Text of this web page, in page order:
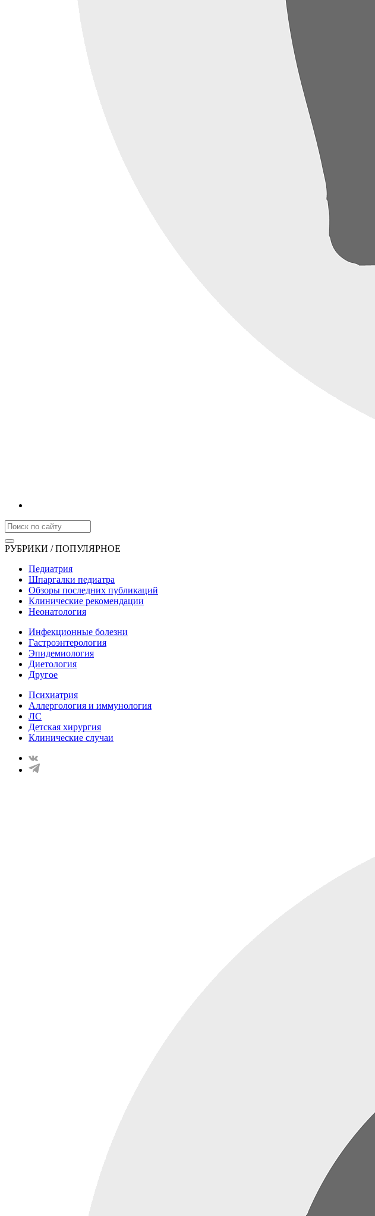
РУБРИКИ / ПОПУЛЯРНОЕ
Педиатрия
Шпаргалки педиатра
Обзоры последних публикаций
Клинические рекомендации
Неонатология
Инфекционные болезни
Гастроэнтерология
Эпидемиология
Диетология
Другое
Психиатрия
Аллергология и иммунология
ЛС
Детская хирургия
Клинические случаи